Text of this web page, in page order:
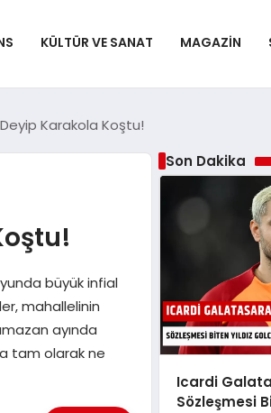
KÜLTÜR VE SANAT MAGAZIN
Karakola Koştu!
büyük infial
mahallelinin
ayında
tam olarak ne
Son Dakika
Icardi
Sözleşmesi